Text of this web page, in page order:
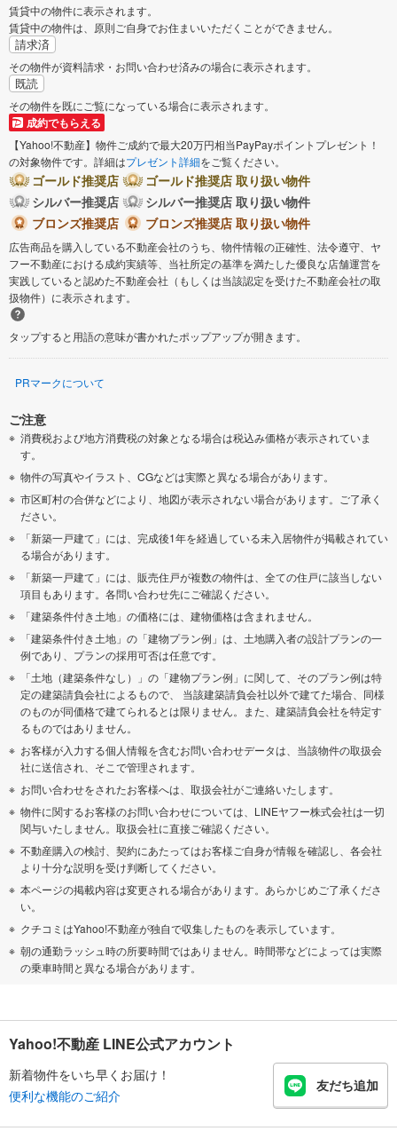
賃貸中の物件に表示されます。
賃貸中の物件は、原則ご自身でお住まいいただくことができません。
請求済
その物件が資料請求・お問い合わせ済みの場合に表示されます。
既読
その物件を既にご覧になっている場合に表示されます。
成約でもらえる
【Yahoo!不動産】物件ご成約で最大20万円相当PayPayポイントプレゼント！
の対象物件です。詳細はプレゼント詳細をご覧ください。
ゴールド推奨店
ゴールド推奨店 取り扱い物件
シルバー推奨店
シルバー推奨店 取り扱い物件
ブロンズ推奨店
ブロンズ推奨店 取り扱い物件
広告商品を購入している不動産会社のうち、物件情報の正確性、法令遵守、ヤ
フー不動産における成約実績等、当社所定の基準を満たした優良な店舗運営を
実践していると認めた不動産会社（もしくは当該認定を受けた不動産会社の取
扱物件）に表示されます。
タップすると用語の意味が書かれたポップアップが開きます。
PRマークについて
ご注意
消費税および地方消費税の対象となる場合は税込み価格が表示されていま
す。
物件の写真やイラスト、CGなどは実際と異なる場合があります。
市区町村の合併などにより、地図が表示されない場合があります。ご了承く
ださい。
「新築一戸建て」には、完成後1年を経過している未入居物件が掲載されてい
る場合があります。
「新築一戸建て」には、販売住戸が複数の物件は、全ての住戸に該当しない
項目もあります。各問い合わせ先にご確認ください。
「建築条件付き土地」の価格には、建物価格は含まれません。
「建築条件付き土地」の「建物プラン例」は、土地購入者の設計プランの一
例であり、プランの採用可否は任意です。
「土地（建築条件なし）」の「建物プラン例」に関して、そのプラン例は特
定の建築請負会社によるもので、 当該建築請負会社以外で建てた場合、同様
のものが同価格で建てられるとは限りません。また、建築請負会社を特定す
るものではありません。
お客様が入力する個人情報を含むお問い合わせデータは、当該物件の取扱会
社に送信され、そこで管理されます。
お問い合わせをされたお客様へは、取扱会社がご連絡いたします。
物件に関するお客様のお問い合わせについては、LINEヤフー株式会社は一切
関与いたしません。取扱会社に直接ご確認ください。
不動産購入の検討、契約にあたってはお客様ご自身が情報を確認し、各会社
より十分な説明を受け判断してください。
本ページの掲載内容は変更される場合があります。あらかじめご了承くださ
い。
クチコミはYahoo!不動産が独自で収集したものを表示しています。
朝の通勤ラッシュ時の所要時間ではありません。時間帯などによっては実際
の乗車時間と異なる場合があります。
Yahoo!不動産 LINE公式アカウント
新着物件をいち早くお届け！
便利な機能のご紹介
友だち追加